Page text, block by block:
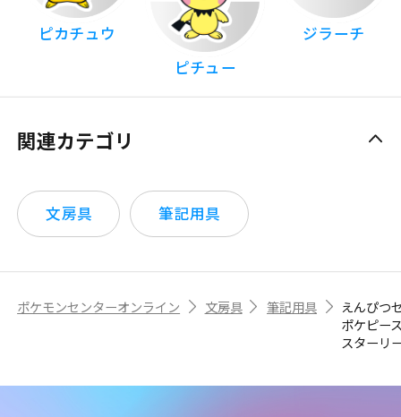
ピカチュウ
ピチュー
ジラーチ
関連カテゴリ
文房具 筆記用具
ポケモンセンターオンライン 文房具 筆記用具
えんぴ
ポケピ
スターリ